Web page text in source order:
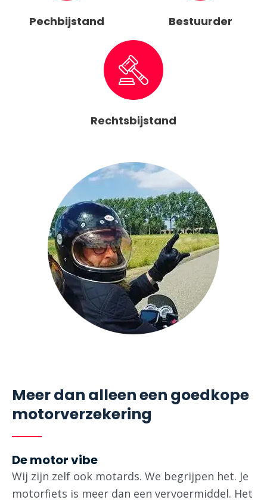
Pechbijstand Bestuurder
Rechtsbijstand
Meer dan alleen een goedkope
motorverzekering ​
De motor vibe
Wij zijn zelf ook motards. We begrijpen het. Je
motorfiets is meer dan een vervoermiddel. Het